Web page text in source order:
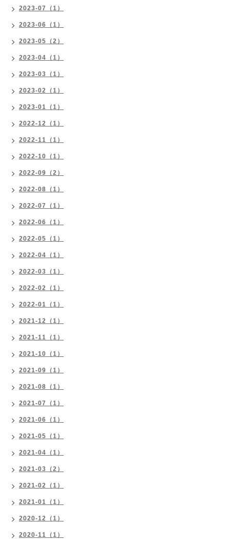
2023-07（1）
2023-06（1）
2023-05（2）
2023-04（1）
2023-03（1）
2023-02（1）
2023-01（1）
2022-12（1）
2022-11（1）
2022-10（1）
2022-09（2）
2022-08（1）
2022-07（1）
2022-06（1）
2022-05（1）
2022-04（1）
2022-03（1）
2022-02（1）
2022-01（1）
2021-12（1）
2021-11（1）
2021-10（1）
2021-09（1）
2021-08（1）
2021-07（1）
2021-06（1）
2021-05（1）
2021-04（1）
2021-03（2）
2021-02（1）
2021-01（1）
2020-12（1）
2020-11（1）